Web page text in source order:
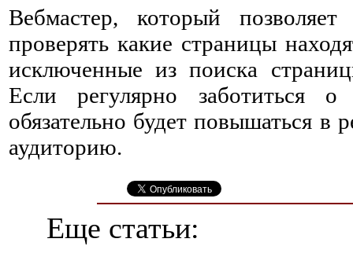
Вебмастер, который
проверять какие страницы
исключенные из поиска
Если регулярно заботиться
обязательно будет повышаться
аудиторию.
Еще статьи: